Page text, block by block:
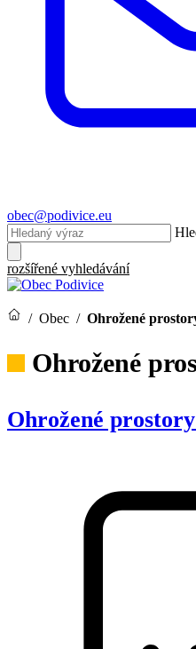
obec@podivice.eu
rozšířené vyhledávání
/ Obec / Ohrožené
Ohrožené
Ohrožené